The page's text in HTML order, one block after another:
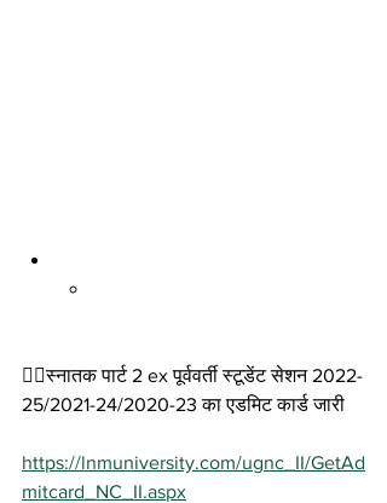
🙋‍♂️स्नातक पार्ट 2 ex पूर्ववर्ती स्टूडेंट सेशन 2022-
25/2021-24/2020-23 का एडमिट कार्ड जारी
https://lnmuniversity.com/ugnc_II/GetAd
mitcard_NC_II.aspx